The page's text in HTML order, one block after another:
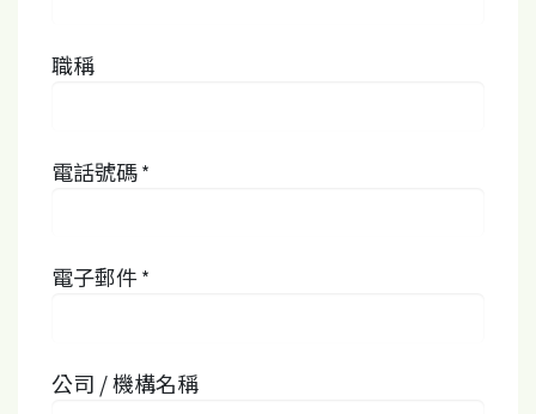
職稱
電話號碼*
電子郵件 *
公司 / 機構名稱